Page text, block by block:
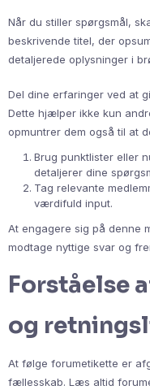
Når du stiller spørgsmål,
beskrivende titel, der
detaljerede oplysninger i
Del dine erfaringer ved at
Dette hjælper ikke kun
opmuntrer dem også til at
Brug punktlister eller
detaljerer dine
Tag relevante
værdifuld input.
At engagere sig på denne
modtage nyttige svar og
Forståelse
og
At følge forumetikette er
fællesskab. Læs altid